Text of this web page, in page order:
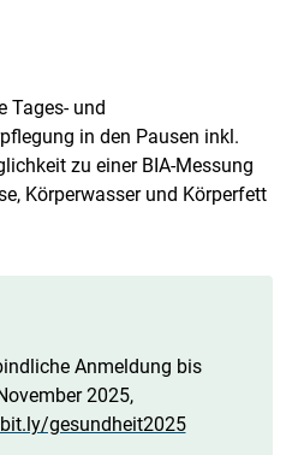
Tages- und
in den Pausen inkl.
zu einer BIA-Messung
Körperwasser und Körperfett
Anmeldung bis
2025,
bit.ly/gesundheit2025